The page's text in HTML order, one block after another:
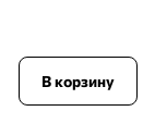
В корзину